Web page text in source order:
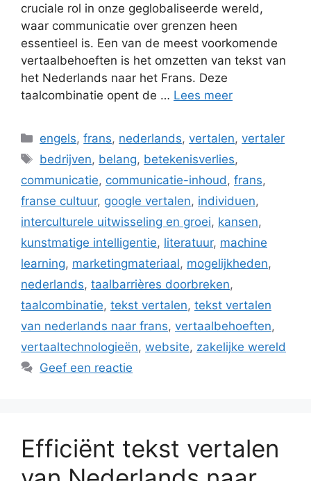
cruciale rol in onze geglobaliseerde wereld,
waar communicatie over grenzen heen
essentieel is. Een van de meest voorkomende
vertaalbehoeften is het omzetten van tekst van
het Nederlands naar het Frans. Deze
taalcombinatie opent de … Lees meer
Categorieën
engels,frans, nederlands,vertalen,vertaler
Tags
bedrijven, belang, betekenisverlies,
communicatie, communicatie-inhoud , frans,
franse cultuur, google vertalen, individuen,
interculturele uitwisseling en groei, kansen,
kunstmatige intelligentie, literatuur, machine
learning, marketingmateriaal, mogelijkheden,
nederlands, taalbarrières doorbreken,
taalcombinatie, tekst vertalen, tekst vertalen
van nederlands naar frans, vertaalbehoeften,
vertaaltechnologieën, website, zakelijke wereld
Geef een reactie
Efficiënt tekst vertalen